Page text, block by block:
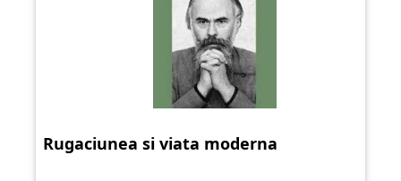
Rugaciunea si viata moderna